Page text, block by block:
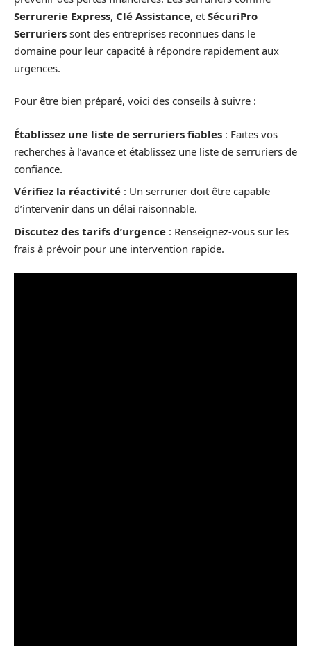
Serrurerie Express, Clé Assistance, et SécuriPro
Serruriers sont des entreprises reconnues dans le
domaine pour leur capacité à répondre rapidement aux
urgences.
Pour être bien préparé, voici des conseils à suivre :
Établissez une liste de serruriers fiables : Faites vos
recherches à l’avance et établissez une liste de serruriers de
confiance.
Vérifiez la réactivité : Un serrurier doit être capable
d’intervenir dans un délai raisonnable.
Discutez des tarifs d’urgence : Renseignez-vous sur les
frais à prévoir pour une intervention rapide.